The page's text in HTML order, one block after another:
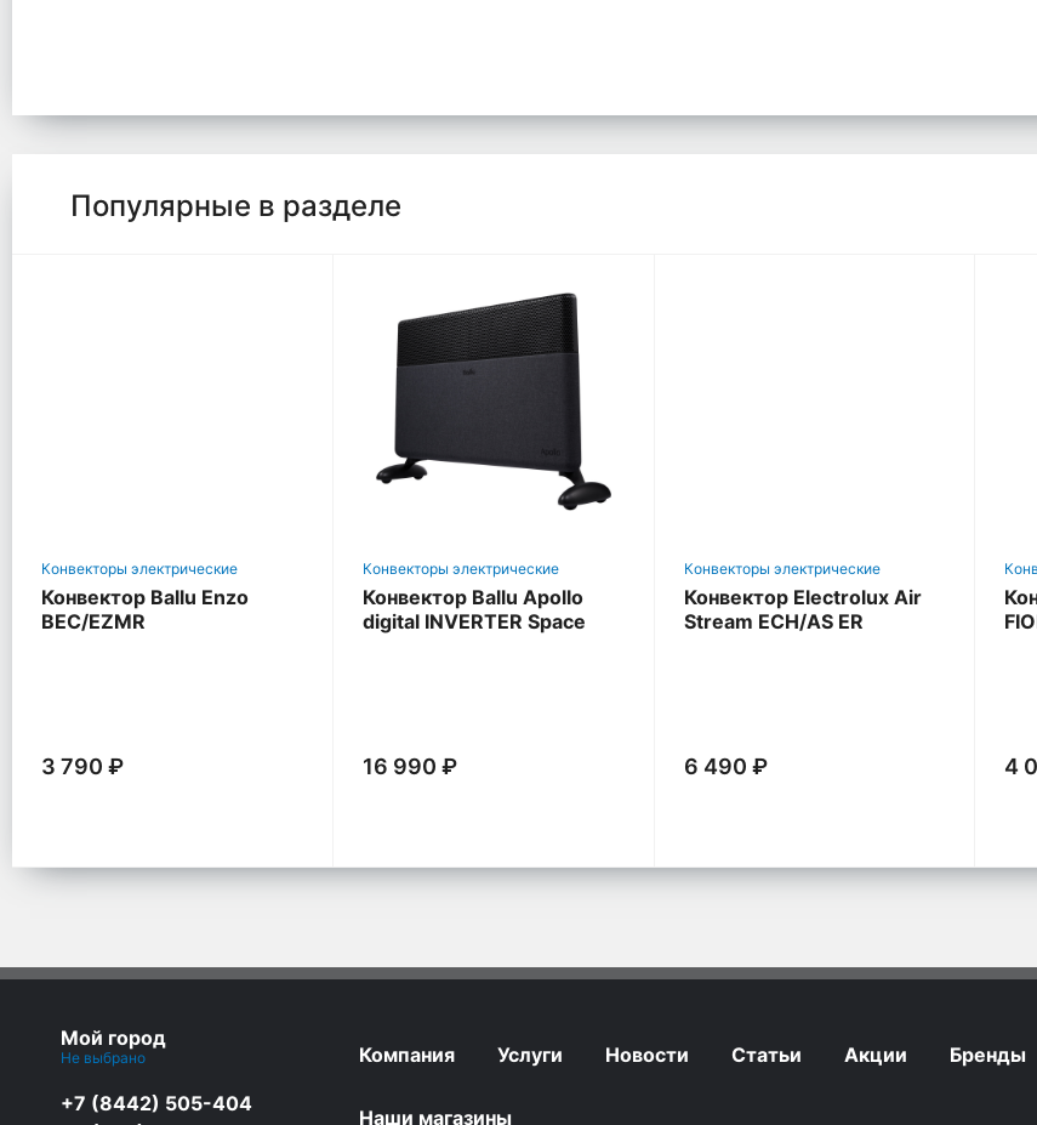
Популярные в разделе
Конвекторы электрические
Конвектор Ballu Enzo
BEC/EZMR
3 790 ₽
Конвекторы электрические
Конвектор Ballu Apollo
digital INVERTER Space
16 990 ₽
Конвекторы электрические
Конвектор Electrolux Air
Stream ECH/AS ER
6 490 ₽ 4
Мой город
Не выбрано
+7 (8442) 505-404
Компания Услуги Новости Статьи Акции Бренды
Наши магазины